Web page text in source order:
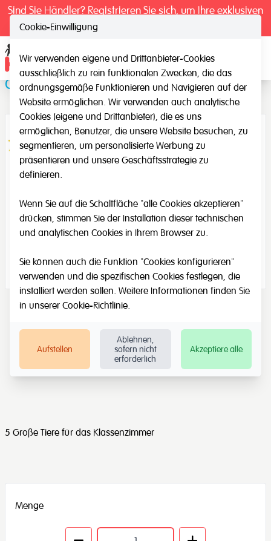
Sind Sie Händler? Registrieren Sie sich, um Ihre exklusiven
Große Tiere
5 Große Tiere für das Klassenzimmer
Menge
Cookie-Einwilligung
Wir verwenden eigene und Drittanbieter-Cookies
ausschließlich zu rein funktionalen Zwecken, die das
ordnungsgemäße Funktionieren und Navigieren auf der
Website ermöglichen. Wir verwenden auch analytische
Cookies (eigene und Drittanbieter), die es uns
ermöglichen, Benutzer, die unsere Website besuchen, zu
segmentieren, um personalisierte Werbung zu
präsentieren und unsere Geschäftsstrategie zu
definieren.
Wenn Sie auf die Schaltfläche "alle Cookies akzeptieren"
drücken, stimmen Sie der Installation dieser technischen
und analytischen Cookies in Ihrem Browser zu.
Sie können auch die Funktion "Cookies konfigurieren"
verwenden und die spezifischen Cookies festlegen, die
installiert werden sollen. Weitere Informationen finden Sie
in unserer Cookie-Richtlinie.
Aufstellen
Ablehnen,
sofern nicht
erforderlich
Akzeptiere alle